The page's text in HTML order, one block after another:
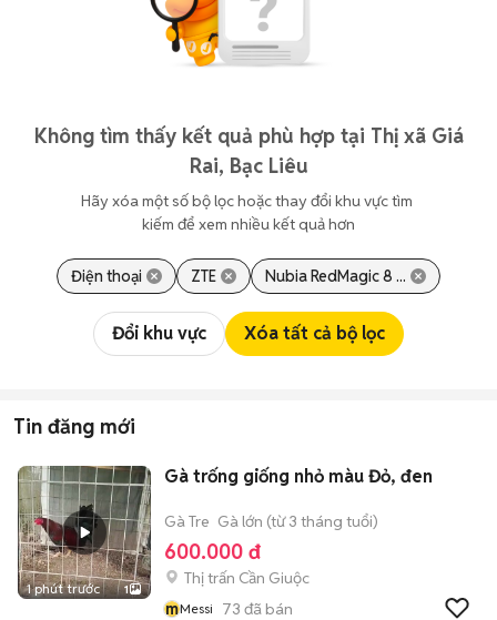
Không tìm thấy kết quả phù hợp tại Thị xã Giá
Rai, Bạc Liêu
Hãy xóa một số bộ lọc hoặc thay đổi khu vực tìm
kiếm để xem nhiều kết quả hơn
Điện thoại ZTE Nubia RedMagic 8 ...
Đổi khu vực Xóa tất cả bộ lọc
Tin đăng mới
1 phút trước 1
Gà trống giống nhỏ màu Đỏ, đen
Gà Tre Gà lớn (từ 3 tháng tuổi)
600.000 đ
Thị trấn Cần Giuộc
mMessi 73 đã bán